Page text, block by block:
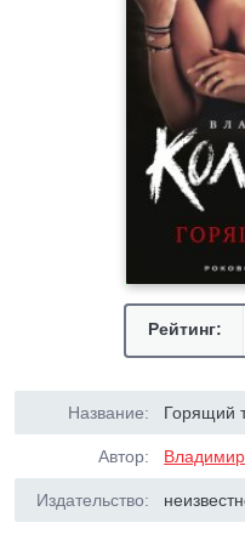
Рейтинг:
Название: Горящий
Автор:
Издательство: